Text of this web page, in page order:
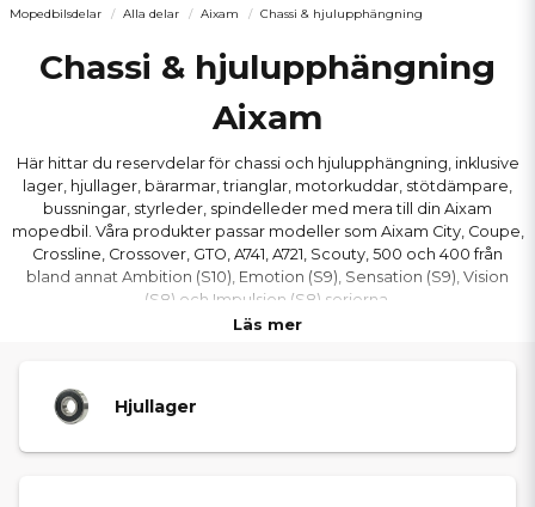
Mopedbilsdelar Alla delar Aixam Chassi & hjulupphängning
Chassi & hjulupphängning
Aixam
Här hittar du reservdelar för chassi och hjulupphängning, inklusive
lager, hjullager, bärarmar, trianglar, motorkuddar, stötdämpare,
bussningar, styrleder, spindelleder med mera till din Aixam
mopedbil. Våra produkter passar modeller som Aixam City, Coupe,
Crossline, Crossover, GTO, A741, A721, Scouty, 500 och 400 från
bland annat Ambition (S10), Emotion (S9), Sensation (S9), Vision
(S8) och Impulsion (S8) serierna.
Läs mer
Hjullager